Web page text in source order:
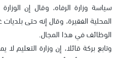
سياسة وزارة الرفاه، وقال إن
المحلية الفقيرة، وقال إنه حتى
الوظائف في هذا المجال.
وتابع بركة قائلا، إن وزارة التعليم لا